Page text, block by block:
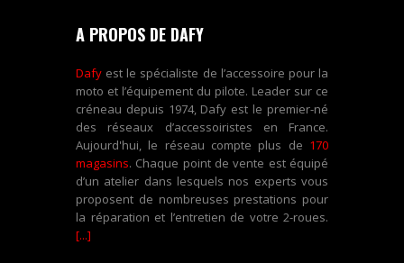
A PROPOS DE DAFY
Dafy est le spécialiste de l’accessoire pour la
moto et l’équipement du pilote. Leader sur ce
créneau depuis 1974, Dafy est le premier-né
des réseaux d’accessoiristes en France.
Aujourd'hui, le réseau compte plus de 170
magasins. Chaque point de vente est équipé
d’un atelier dans lesquels nos experts vous
proposent de nombreuses prestations pour
la réparation et l’entretien de votre 2-roues.
[...]